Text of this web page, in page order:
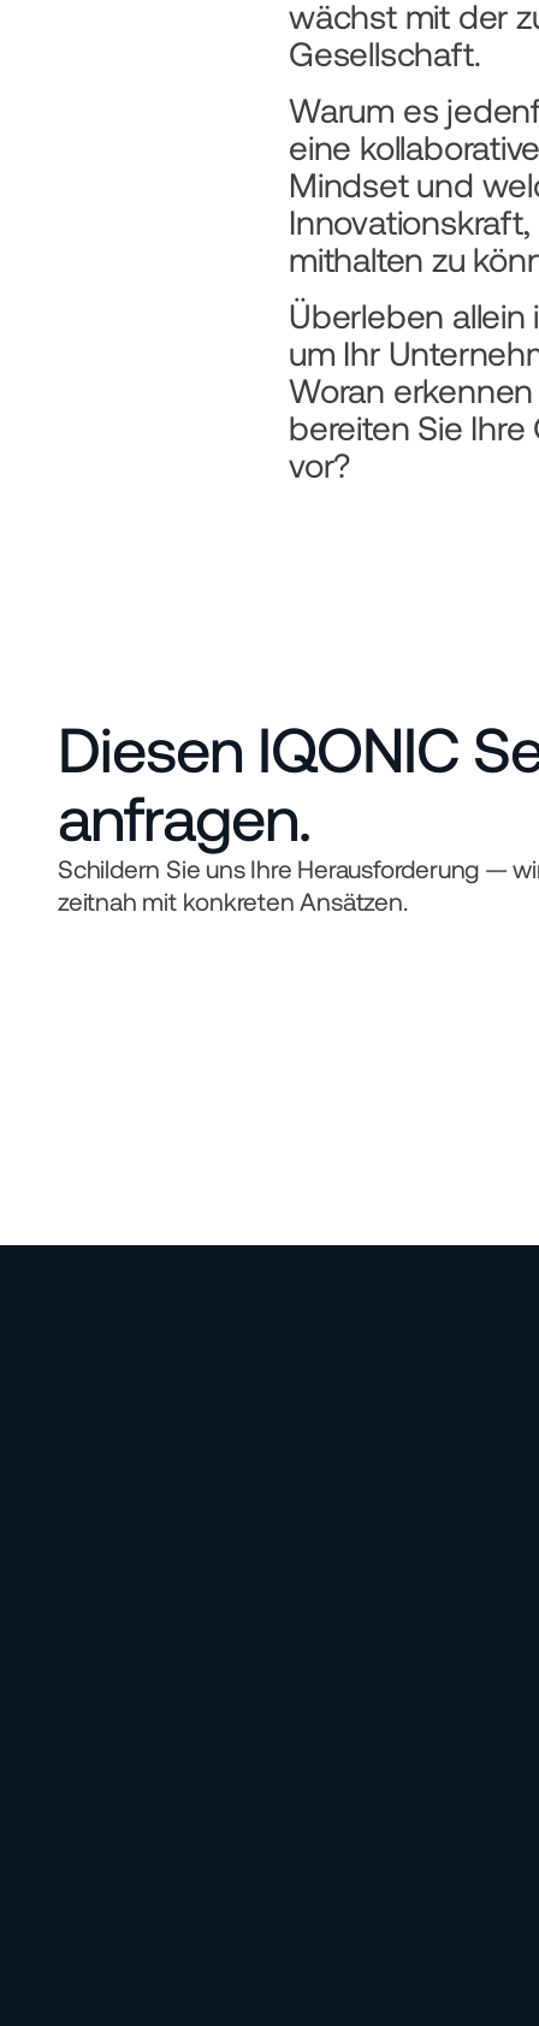
wächst mit der
Gesellschaft.
Warum es
eine
Mindset und
mithalten zu
Überleben
um Ihr
Woran
bereiten Sie
vor?
Diesen IQONIC
anfragen.
Schildern Sie uns Ihre Herausforderung —
zeitnah mit konkreten Ansätzen.